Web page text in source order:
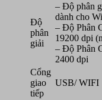
Độ
phân
giải
– Độ phân
dành cho
– Độ Phân
19200 dpi
– Độ Phân
2400 dpi
Cổng
giao
tiếp
USB/ WIFI